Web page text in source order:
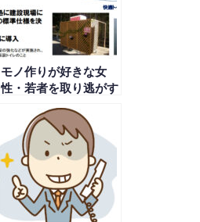
モノ作りが好きな女
性・若者を取り逃がす
れていきます